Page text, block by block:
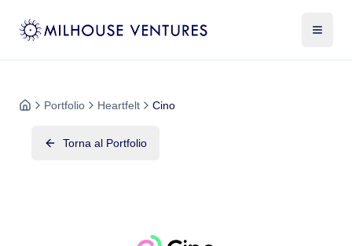
Portfolio Heartfelt Cino
Torna al Portfolio